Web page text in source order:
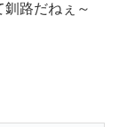
路だねぇ～